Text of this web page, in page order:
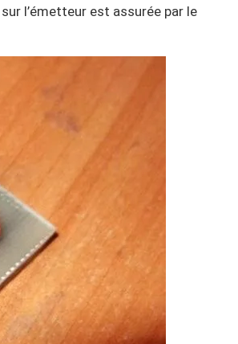
l’émetteur est assurée par le